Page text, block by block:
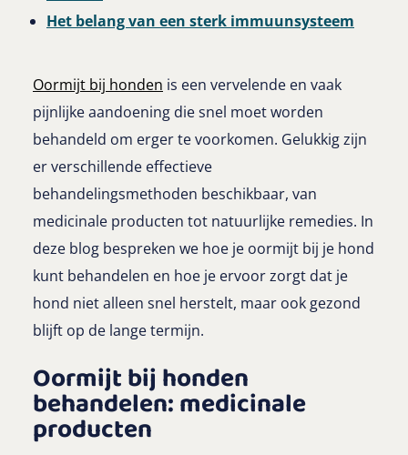
Het belang van een sterk immuunsysteem
Oormijt bij honden is een vervelende en vaak
pijnlijke aandoening die snel moet worden
behandeld om erger te voorkomen. Gelukkig zijn
er verschillende effectieve
behandelingsmethoden beschikbaar, van
medicinale producten tot natuurlijke remedies. In
deze blog bespreken we hoe je oormijt bij je hond
kunt behandelen en hoe je ervoor zorgt dat je
hond niet alleen snel herstelt, maar ook gezond
blijft op de lange termijn.
Oormijt bij honden
behandelen: medicinale
producten